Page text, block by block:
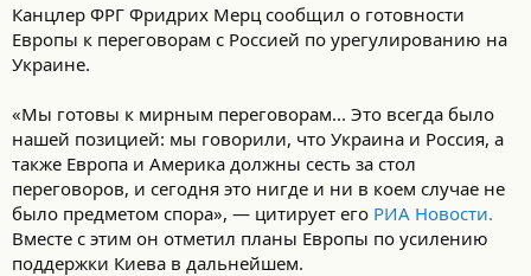
Канцлер ФРГ Фридрих Мерц сообщил о готовности
Европы к переговорам с Россией по урегулированию на
Украине.
«Мы готовы к мирным переговорам... Это всегда было
нашей позицией: мы говорили, что Украина и Россия, а
также Европа и Америка должны сесть за стол
переговоров, и сегодня это нигде и ни в коем случае не
было предметом спора», — цитирует его РИА Новости.
Вместе с этим он отметил планы Европы по усилению
поддержки Киева в дальнейшем.